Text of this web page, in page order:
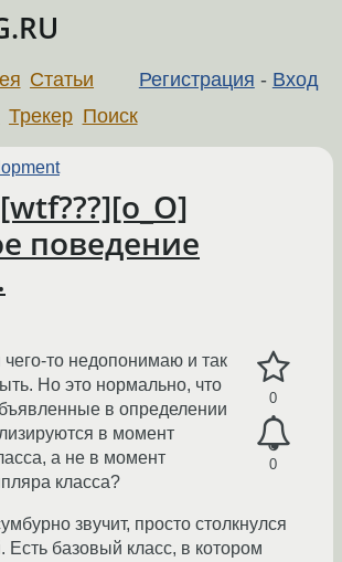
Регистрация - Вход
Статьи
Трекер Поиск
поведение
0
0
то недопонимаю и так
Но это нормально, что
в определении
в момент
а не в момент
класса?
звучит, просто столкнулся
Есть базовый класс, в котором